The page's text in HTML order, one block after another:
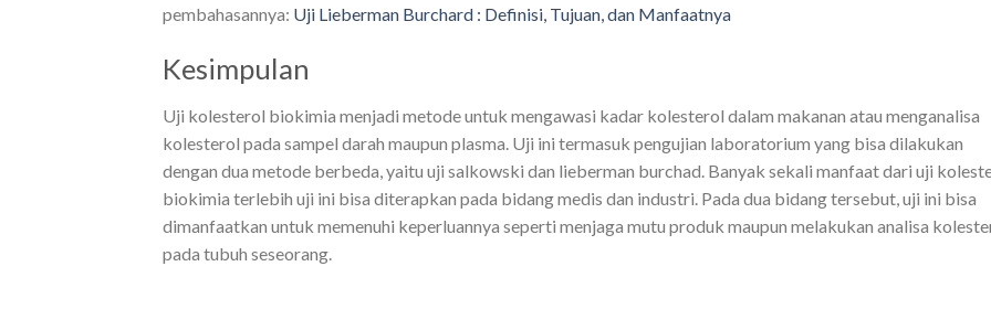
pembahasannya: Uji Lieberman Burchard : Definisi, Tujuan, dan Manfaatnya
Kesimpulan
Uji kolesterol biokimia menjadi metode untuk mengawasi kadar kolesterol dalam makanan atau menganalisa
kolesterol pada sampel darah maupun plasma. Uji ini termasuk pengujian laboratorium yang bisa dilakukan
dengan dua metode berbeda, yaitu uji salkowski dan lieberman burchad. Banyak sekali manfaat dari uji
biokimia terlebih uji ini bisa diterapkan pada bidang medis dan industri. Pada dua bidang tersebut, uji ini bisa
dimanfaatkan untuk memenuhi keperluannya seperti menjaga mutu produk maupun melakukan analisa
pada tubuh seseorang.